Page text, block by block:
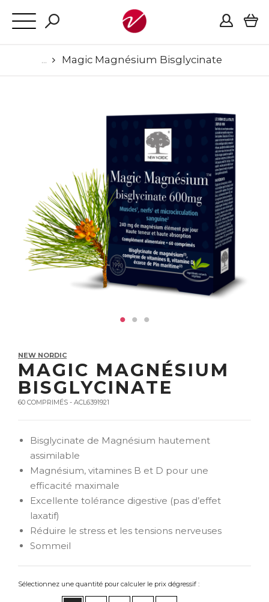
Magic Magnésium Bisglycinate
NEW NORDIC
MAGIC MAGNÉSIUM
BISGLYCINATE
60 COMPRIMÉS - ACL6391921
Bisglycinate de Magnésium hautement
assimilable
Magnésium, vitamines B et D pour une
efficacité maximale
Excellente tolérance digestive (pas d’effet
laxatif)
Réduire le stress et les tensions nerveuses
Sommeil
Sélectionnez une quantité pour calculer le prix dégressif :